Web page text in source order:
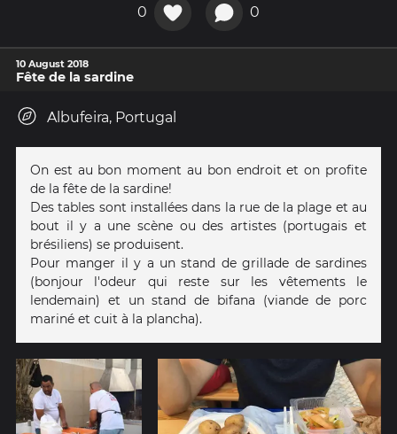
0 0
10 August 2018
Fête de la sardine
Albufeira, Portugal
On est au bon moment au bon endroit et on profite
de la fête de la sardine!
Des tables sont installées dans la rue de la plage et au
bout il y a une scène ou des artistes (portugais et
brésiliens) se produisent.
Pour manger il y a un stand de grillade de sardines
(bonjour l'odeur qui reste sur les vêtements le
lendemain) et un stand de bifana (viande de porc
mariné et cuit à la plancha).